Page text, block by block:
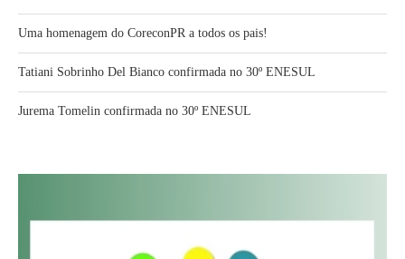
Uma homenagem do CoreconPR a todos os pais!
Tatiani Sobrinho Del Bianco confirmada no 30º ENESUL
Jurema Tomelin confirmada no 30º ENESUL